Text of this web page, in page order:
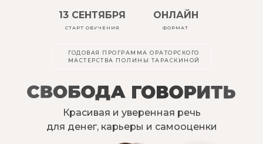
ГОДОВАЯ ПРОГРАММА ОРАТОРСКОГО
МАСТЕРСТВА ПОЛИНЫ ТАРАСКИНОЙ
Красивая и уверенная речь
для денег, карьеры и самооценки
13 СЕНТЯБРЯ
СТАРТ ОБУЧЕНИЯ
ОНЛАЙН
ФОРМАТ